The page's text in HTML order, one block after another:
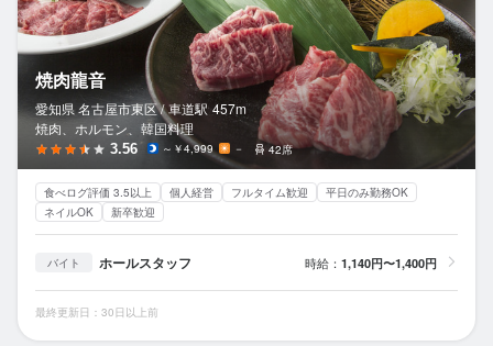
焼肉龍音
愛知県 名古屋市東区 / 車道駅 457m
焼肉、ホルモン、韓国料理
3.56 ～￥4,999 － 42席
食べログ評価 3.5以上 個人経営 フルタイム歓迎
平日のみ勤務OK
ネイルOK
新卒歓迎
バイト ホールスタッフ 時給： 1,140円〜1,400円
最終更新日：30日以上前